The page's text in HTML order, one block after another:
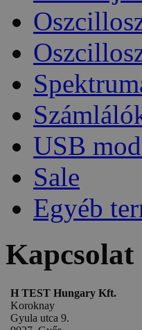
USB
Sale
Egyéb
Kapcsolat
H TEST Hungary Kft.
Koroknay
Gyula utca 9.